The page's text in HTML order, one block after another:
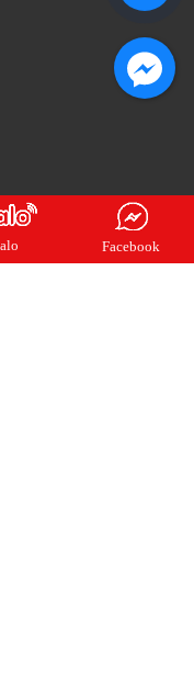
tin mới nhất từng ngày
Facebook